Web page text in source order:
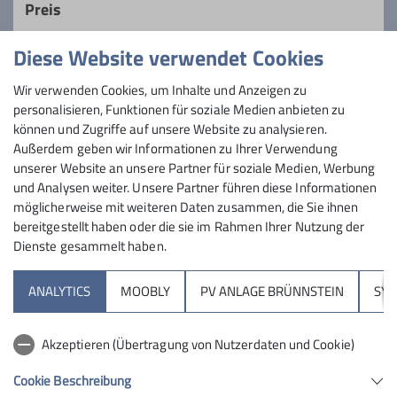
Fitness.
Preis
Maximale Teilnehmeranzahl
30
Sektion
Hochrieshütte
Diese Website verwendet Cookies
Wir verwenden Cookies, um Inhalte und Anzeigen zu
personalisieren, Funktionen für soziale Medien anbieten zu
können und Zugriffe auf unsere Website zu analysieren.
Außerdem geben wir Informationen zu Ihrer Verwendung
unserer Website an unsere Partner für soziale Medien, Werbung
und Analysen weiter. Unsere Partner führen diese Informationen
möglicherweise mit weiteren Daten zusammen, die Sie ihnen
bereitgestellt haben oder die sie im Rahmen Ihrer Nutzung der
Dienste gesammelt haben.
ANALYTICS MOOBLY PV ANLAGE BRÜNNSTEIN
Akzeptieren (Übertragung von Nutzerdaten und Cookie)
Cookie Beschreibung